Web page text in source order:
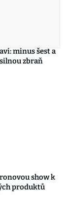
minus šest a
zbraň
show k
produktů